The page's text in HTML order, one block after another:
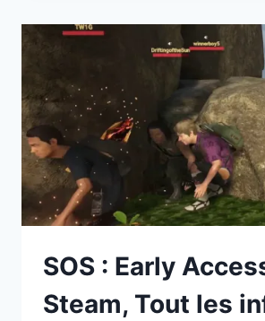
LES
CRITIQUES
POSITIVES
ÉMERGENT
!
COTÉ
JOUEURS
SOS : Early
Steam, Tout les